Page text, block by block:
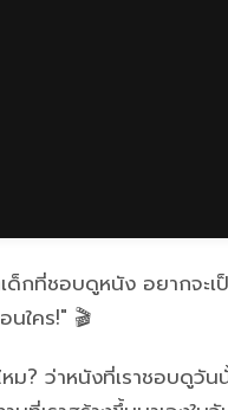
ด็กที่ชอบดูหนัง อยากจะ
นใคร!" 🎬
ม? ว่าหนังที่เราชอบดูวัน